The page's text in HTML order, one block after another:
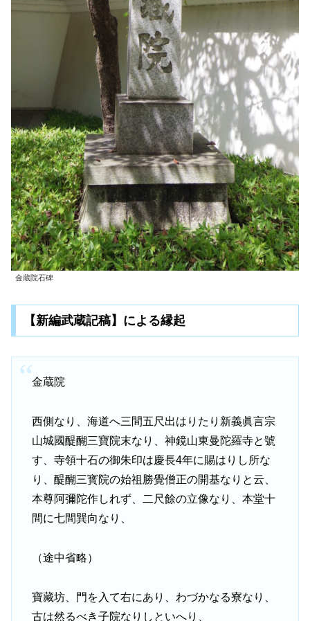
金蔵院石碑
【新編武蔵記稿】による縁起
金蔵院
西側なり、海道へ三間五尺出はりたり新義眞言宗
山城國醍醐三寶院末なり、神鏡山東曼陀羅寺と號
す、寺領十石の御朱印は慶長4年に賜はりし所な
り、醍醐三寳院の始祖勝覺僧正の開基なりと云、
本尊阿彌陀作しれず、二尺餘の立像なり、本堂十
間に七間巽向なり、
（途中省略）
寶藏坊、門を入て右にあり、わづかなる寮なり、
古は然るべき子院なりしといへり、